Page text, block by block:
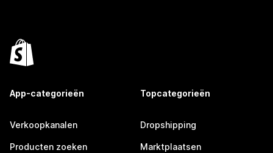
App-categorieën
Verkoopkanalen
Producten zoeken
Topcategorieën
Dropshipping
Marktplaatsen